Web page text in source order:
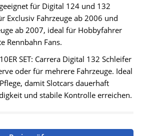
für Digital 124 und 132
Exclusiv Fahrzeuge ab 2006 und
ab 2007, ideal für Hobbyfahrer
Rennbahn Fans.
10ER SET: Carrera Digital 132 Schleifer
oder für mehrere Fahrzeuge. Ideal
damit Slotcars dauerhaft
und stabile Kontrolle erreichen.